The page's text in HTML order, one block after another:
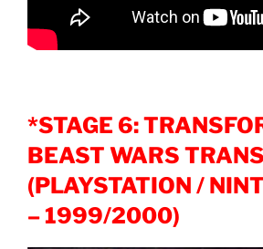
*STAGE 6:
BEAST WARS
(PLAYSTATION /
– 1999/2000)